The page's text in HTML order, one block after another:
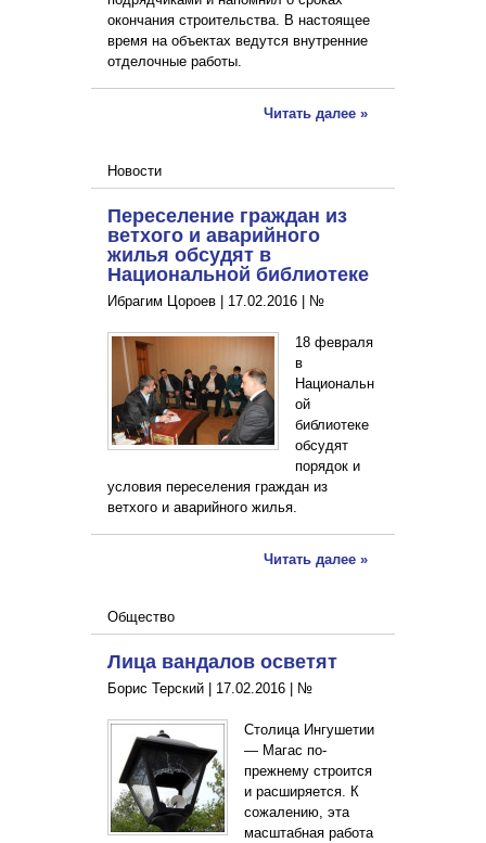
окончания строительства. В настоящее
время на объектах ведутся внутренние
отделочные работы.
Читать далее »
Новости
Переселение граждан из
ветхого и аварийного
жилья обсудят в
Национальной библиотеке
Ибрагим Цороев | 17.02.2016 №
18 февраля
в
Национальн
ой
библиотеке
обсудят
порядок и
условия переселения граждан из
ветхого и аварийного жилья.
Читать далее »
Общество
Лица вандалов осветят
Борис Терский | 17.02.2016 №
Столица Ингушетии
— Магас по-
прежнему строится
и расширяется. К
сожалению, эта
масштабная работа